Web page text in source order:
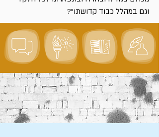
וגם במהלל כבוד קדושתו"?